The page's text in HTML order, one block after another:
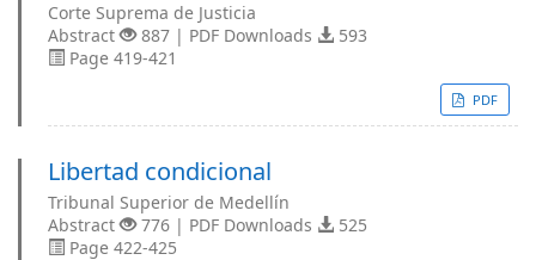
Corte Suprema de Justicia
Abstract
887 | PDF Downloads
593
Page 419-421
PDF
Libertad condicional
Tribunal Superior de Medellín
Abstract
776 | PDF Downloads
525
Page 422-425